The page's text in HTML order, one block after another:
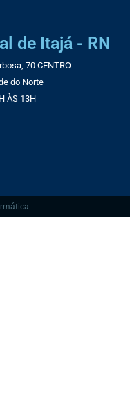
de Itajá - RN
70 CENTRO
do Norte
ÀS 13H